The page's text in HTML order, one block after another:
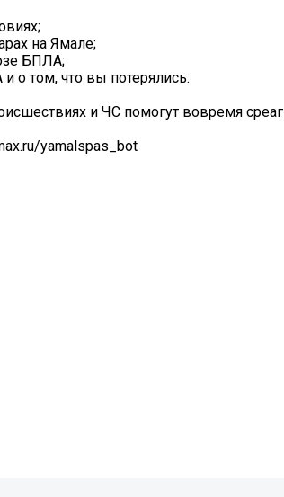
на Ямале;
БПЛА;
о том, что вы потерялись.
и ЧС помогут вовремя
yamalspas_bot